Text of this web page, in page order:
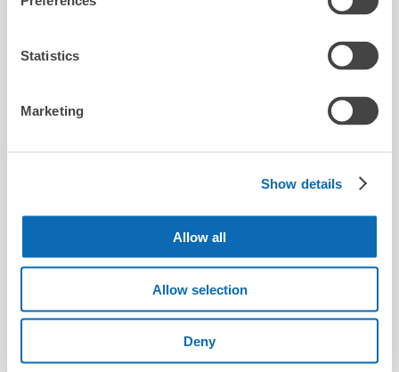
Statistics
Marketing
Show details
Allow all
Allow selection
Deny
少し前に到着したにも関わらず、とても丁寧な対応で快く
荷物を引き受けて下さいました。また機会があれば利用さ
この店舗を予約する